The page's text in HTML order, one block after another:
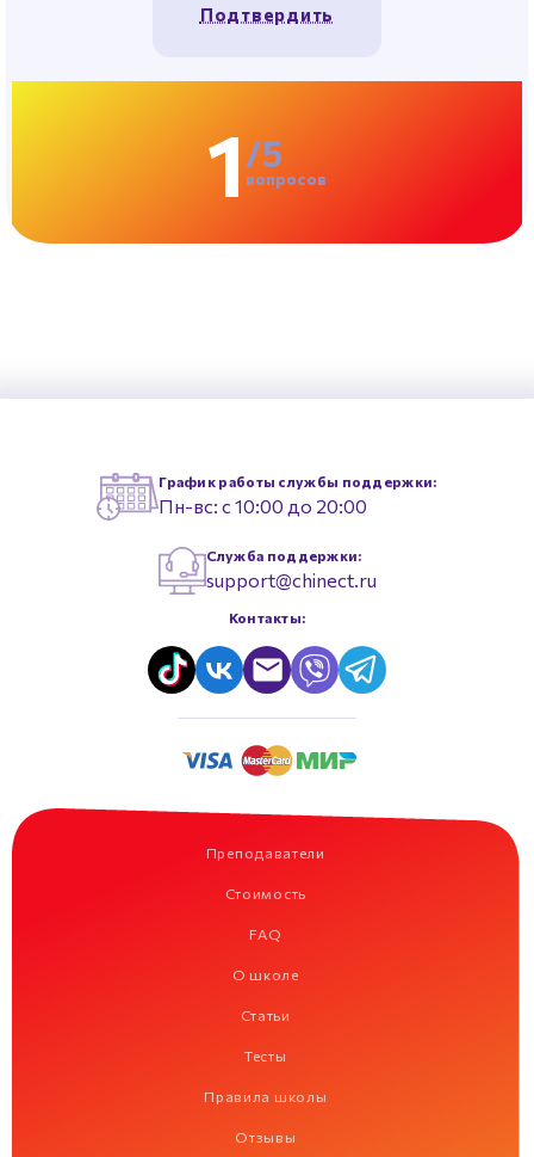
Подтвердить
1/5
вопросов
График работы службы поддержки:
Пн-вс: с 10:00 до 20:00
Служба поддержки:
support@chinect.ru
Контакты:
Преподаватели
Стоимость
FAQ
О школе
Статьи
Тесты
Правила школы
Отзывы